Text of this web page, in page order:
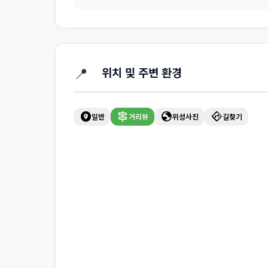
📍 위치 및 주변 환경
explore_nearby일반 signpost거리뷰 globe위성사진 directions길찾기